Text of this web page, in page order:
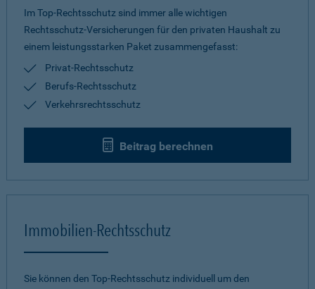
Im Top-Rechtsschutz sind immer alle wichtigen
Rechtsschutz-Versicherungen für den privaten Haushalt zu
einem leistungsstarken Paket zusammengefasst:
Privat-Rechtsschutz
Berufs-Rechtsschutz
Verkehrsrechtsschutz
Beitrag berechnen
Immobilien-Rechtsschutz
Sie können den Top-Rechtsschutz individuell um den